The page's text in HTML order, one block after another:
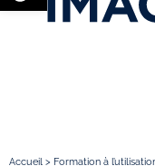
Accueil > Formation à